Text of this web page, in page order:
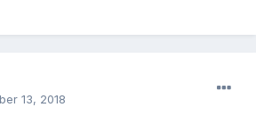
13, 2018